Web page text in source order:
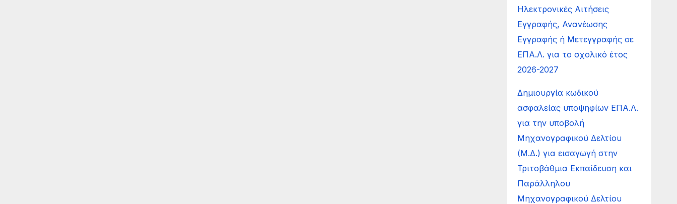
Ηλεκτρονικές Αιτήσεις
Εγγραφής, Ανανέωσης
Εγγραφής ή Μετεγγραφής σε
ΕΠΑ.Λ. για το σχολικό έτος
2026-2027
Δημιουργία κωδικού
ασφαλείας υποψηφίων ΕΠΑ.Λ.
για την υποβολή
Μηχανογραφικού Δελτίου
(Μ.Δ.) για εισαγωγή στην
Τριτοβάθμια Εκπαίδευση και
Παράλληλου
Μηχανογραφικού Δελτίου